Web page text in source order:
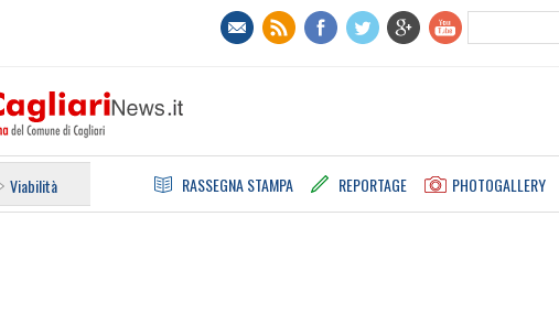
Viabilità RASSEGNA STAMPA REPORTAGE PHOTOGALLERY